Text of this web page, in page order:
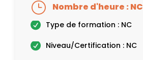
Nombre d'heure : NC
Type de formation : NC
Niveau/Certification : NC